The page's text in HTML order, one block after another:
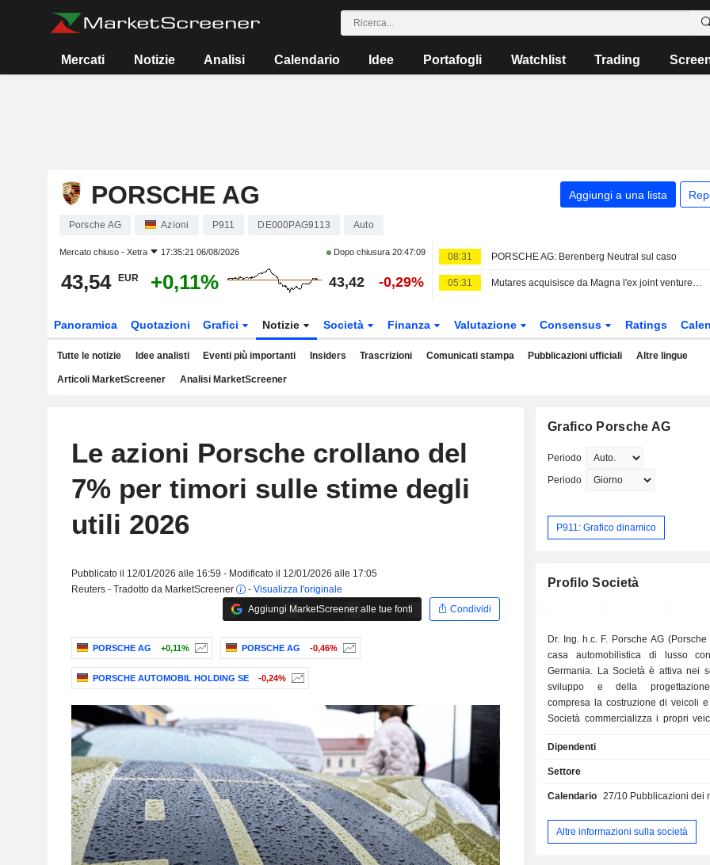
Mercati Notizie Analisi Calendario Idee Portafogli Watchlist Trading
PORSCHE AG Aggiungi a una lista
Porsche AG Azioni P911 DE000PAG9113 Auto
Mercato chiuso - Xetra 17:35:21 06/08/2026 Dopo chiusura20:47:09
43,54 EUR +0,11% 43,42 -0,29%
08:31 PORSCHE AG: Berenberg Neutral sul caso
05:31 Mutares acquisisce da Magna l'ex joint venture tra Mercedes e Porsche
Panoramica Quotazioni Grafici Notizie Società Finanza Valutazione Consensus Ratings
Tutte le notizie Idee analisti Eventi più importanti Insiders Trascrizioni Comunicati stampa Pubblicazioni ufficiali Altre lingue
Articoli MarketScreener Analisi MarketScreener
Le azioni Porsche crollano del
7% per timori sulle stime degli
utili 2026
Pubblicato il 12/01/2026 alle 16:59 - Modificato il 12/01/2026 alle 17:05
Reuters - Tradotto da MarketScreener
- Visualizza l'originale
Aggiungi MarketScreener alle tue fonti
Condividi
PORSCHE AG +0,11% PORSCHE AG -0,46%
PORSCHE AUTOMOBIL HOLDING SE -0,24%
Grafico Porsche AG
Periodo
Periodo
P911: Grafico dinamico
Profilo Società
Dr. Ing. h.c. F. Porsche AG
casa automobilistica di lusso
Germania. La Società è attiva nei
sviluppo e della
compresa la costruzione di veicoli
Società commercializza i propri
oltre 900 concessionarie. Oltre
gamma di prodotti principale, offre
mobilità flessibili e una vasta
Dipendenti
Settore
Calendario 27/10 Pubblicazioni dei
Altre informazioni sulla società